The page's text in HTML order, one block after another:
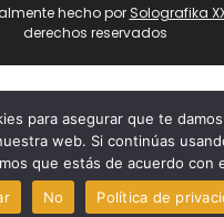
hecho por Solografika
derechos reservados
para asegurar que te
web. Si continúas
que estás de acuerdo con
No Política de